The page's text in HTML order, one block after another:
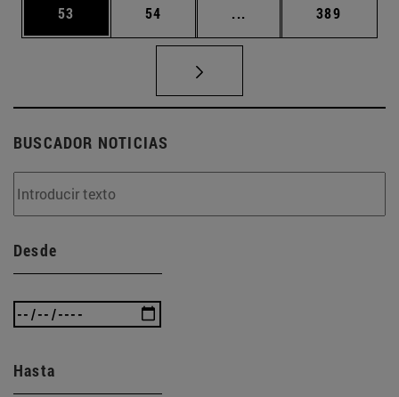
Página
53 Página
54 ... Páginas intermedias
Página
389
BUSCADOR NOTICIAS
Desde
Hasta